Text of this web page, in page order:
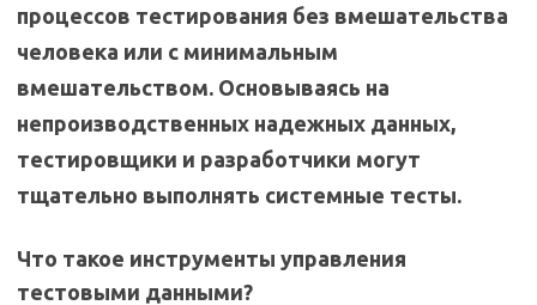
процессов тестирования без вмешательства
человека или с минимальным
вмешательством. Основываясь на
непроизводственных надежных данных,
тестировщики и разработчики могут
тщательно выполнять системные тесты.
Что такое инструменты управления
тестовыми данными?